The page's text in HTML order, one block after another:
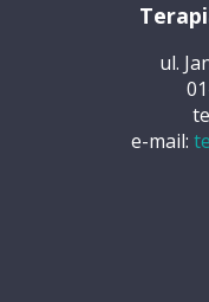
ul.
e-mail: